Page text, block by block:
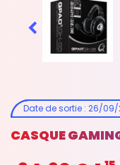

Date de sortie: 26/09/
CASQUE